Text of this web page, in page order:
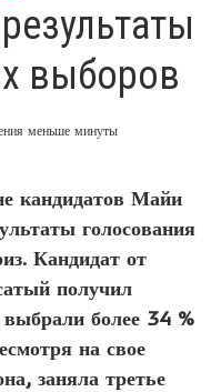
выборов
меньше минуты
кандидатов Майи
голосования
Кандидат от
получил
более 34 %
на свое
заняла третье